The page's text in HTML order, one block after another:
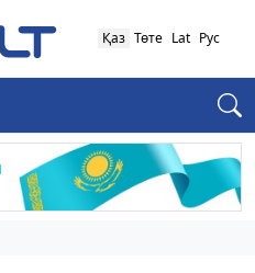
Қаз Төте Lat Рус